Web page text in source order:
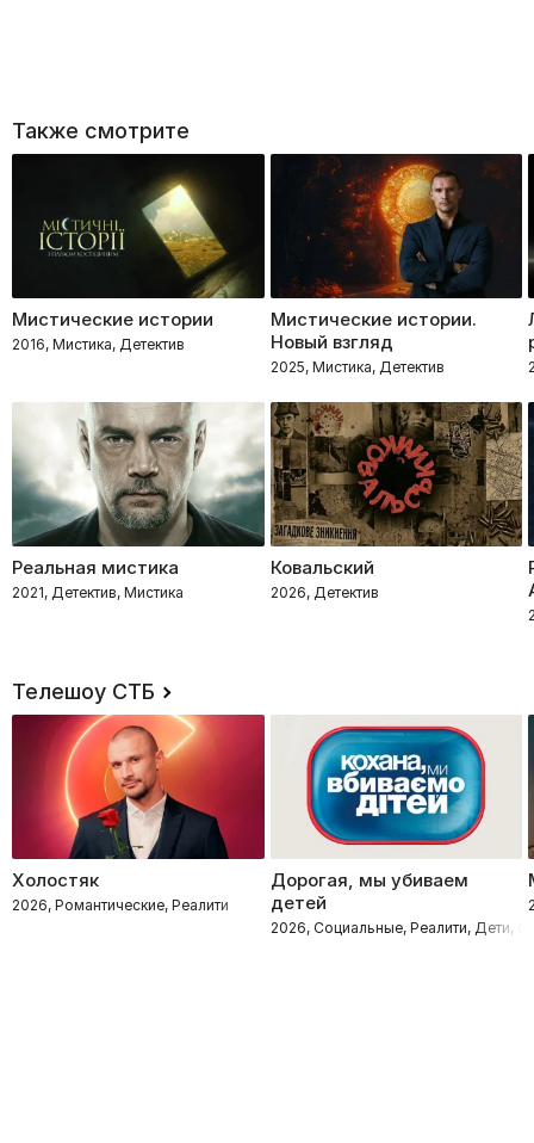
Также смотрите
Мистические истории
2016, Мистика, Детектив
Мистические истории.
Новый взгляд
2025, Мистика, Детектив
Реальная мистика
2021, Детектив, Мистика
Ковальский
2026, Детектив
Телешоу СТБ
Холостяк
2026, Романтические, Реалити
Дорогая, мы убиваем
детей
2026, Социальные, Реалити, Дети,